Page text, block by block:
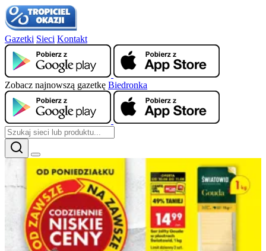
Gazetki Sieci Kontakt
Zobacz najnowszą gazetkę Biedronka